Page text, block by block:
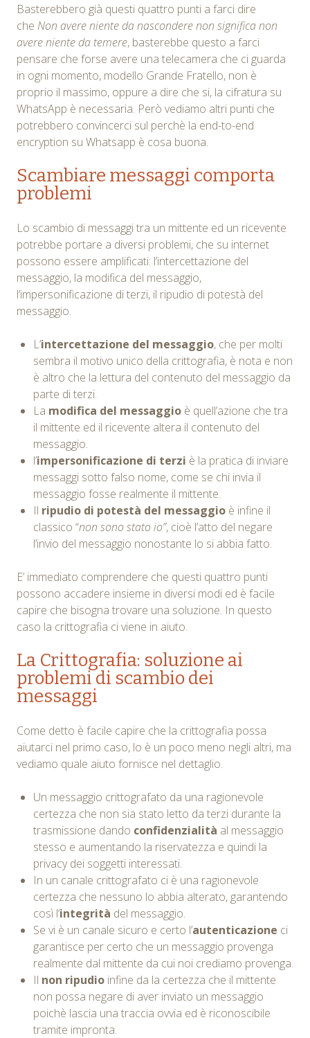
Basterebbero già questi quattro punti a farci dire
che Non avere niente da nascondere non significa non
avere niente da temere, basterebbe questo a farci
pensare che forse avere una telecamera che ci guarda
in ogni momento, modello Grande Fratello, non è
proprio il massimo, oppure a dire che si, la cifratura su
WhatsApp è necessaria. Però vediamo altri punti che
potrebbero convincerci sul perchè la end-to-end
encryption su Whatsapp è cosa buona.
Scambiare messaggi comporta
problemi
Lo scambio di messaggi tra un mittente ed un ricevente
potrebbe portare a diversi problemi, che su internet
possono essere amplificati: l’intercettazione del
messaggio, la modifica del messaggio,
l’impersonificazione di terzi, il ripudio di potestà del
messaggio.
L’intercettazione del messaggio, che per molti
sembra il motivo unico della crittografia, è nota e non
è altro che la lettura del contenuto del messaggio da
parte di terzi.
La modifica del messaggio è quell’azione che tra
il mittente ed il ricevente altera il contenuto del
messaggio.
l’impersonificazione di terzi è la pratica di inviare
messaggi sotto falso nome, come se chi invia il
messaggio fosse realmente il mittente.
Il ripudio di potestà del messaggio è infine il
classico “non sono stato io”, cioè l’atto del negare
l’invio del messaggio nonostante lo si abbia fatto.
E’ immediato comprendere che questi quattro punti
possono accadere insieme in diversi modi ed è facile
capire che bisogna trovare una soluzione. In questo
caso la crittografia ci viene in aiuto.
La Crittografia: soluzione ai
problemi di scambio dei
messaggi
Come detto è facile capire che la crittografia possa
aiutarci nel primo caso, lo è un poco meno negli altri, ma
vediamo quale aiuto fornisce nel dettaglio.
Un messaggio crittografato da una ragionevole
certezza che non sia stato letto da terzi durante la
trasmissione dando confidenzialità al messaggio
stesso e aumentando la riservatezza e quindi la
privacy dei soggetti interessati.
In un canale crittografato ci è una ragionevole
certezza che nessuno lo abbia alterato, garantendo
così l’integrità del messaggio.
Se vi è un canale sicuro e certo l’autenticazione ci
garantisce per certo che un messaggio provenga
realmente dal mittente da cui noi crediamo provenga.
Il non ripudio infine da la certezza che il mittente
non possa negare di aver inviato un messaggio
poichè lascia una traccia ovvia ed è riconoscibile
tramite impronta.